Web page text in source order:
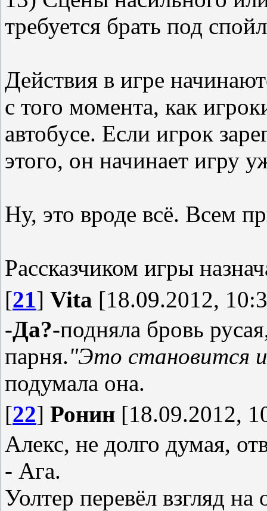
требуется брать под
Действия в игре
с того момента, как
автобусе. Если игрок
этого, он начинает игру
Ну, это вроде всё. Всем
Рассказчиком игры
[21] Vita [18.09.2012,
-Да?-подняла бровь
парня."Это становится
подумала она.
[22] Ронин [18.09.2012,
Алекс, не долго думая,
- Ага.
Уолтер перевёл взгляд